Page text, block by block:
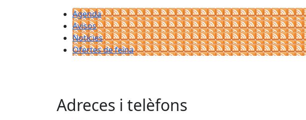
Agenda
Avisos
Notícies
Ofertes de feina
Adreces i telèfons